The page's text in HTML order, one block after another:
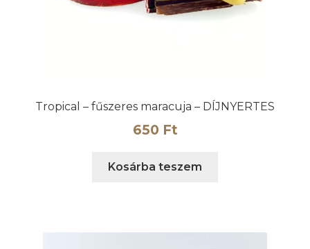
Tropical – fűszeres maracuja – DÍJNYERTES
650 Ft
Kosárba teszem